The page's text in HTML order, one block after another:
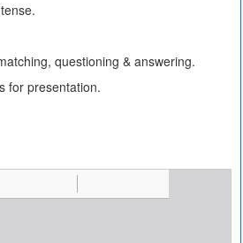
questioning & answering.
for presentation.